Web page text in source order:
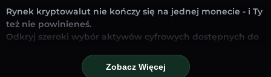
Rynek kryptowalut nie kończy się na jednej monecie - i Ty
też nie powinieneś.
Odkryj szeroki wybór aktywów cyfrowych dostępnych do
tego, czy szukasz uznanych stablecoinów, obiecujących
altcoinów czy nowych trendujących tokenów – znajdziesz
Zobacz Więcej